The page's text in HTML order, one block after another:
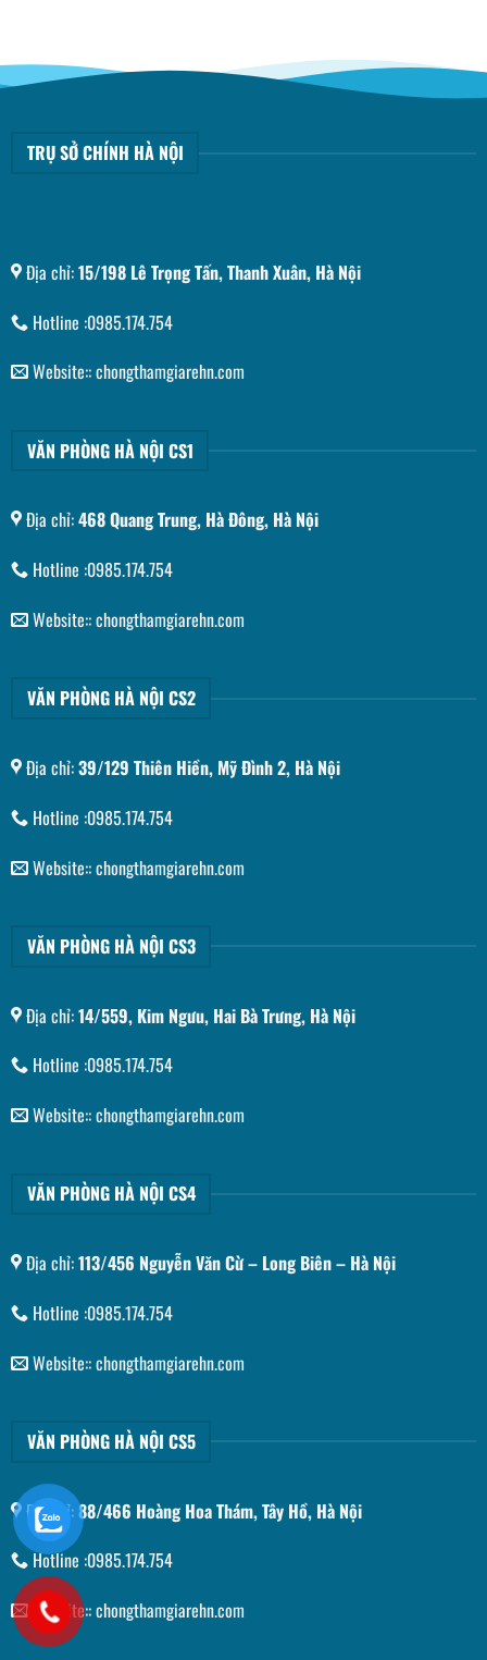
TRỤ SỞ CHÍNH HÀ NỘI
Địa chỉ:15/198 Lê Trọng Tấn, Thanh Xuân, Hà Nội
Hotline :0985.174.754
Website:: chongthamgiarehn.com
VĂN PHÒNG HÀ NỘI CS1
Địa chỉ:468 Quang Trung, Hà Đông, Hà Nội
Hotline :0985.174.754
Website:: chongthamgiarehn.com
VĂN PHÒNG HÀ NỘI CS2
Địa chỉ:39/129 Thiên Hiền, Mỹ Đình 2, Hà Nội
Hotline :0985.174.754
Website:: chongthamgiarehn.com
VĂN PHÒNG HÀ NỘI CS3
Địa chỉ:14/559, Kim Ngưu, Hai Bà Trưng, Hà Nội
Hotline :0985.174.754
Website:: chongthamgiarehn.com
VĂN PHÒNG HÀ NỘI CS4
Địa chỉ:113/456 Nguyễn Văn Cừ – Long Biên – Hà Nội
Hotline :0985.174.754
Website:: chongthamgiarehn.com
VĂN PHÒNG HÀ NỘI CS5
Địa chỉ:88/466 Hoàng Hoa Thám, Tây Hồ, Hà Nội
Hotline :0985.174.754
Website:: chongthamgiarehn.com